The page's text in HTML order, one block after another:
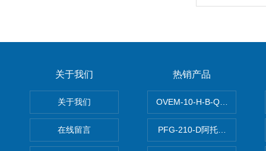
关于我们
关于我们
在线留言
热销产品
OVEM-10-H-B-QO-CE-N-2P
PFG-210-D阿托斯ATOS电